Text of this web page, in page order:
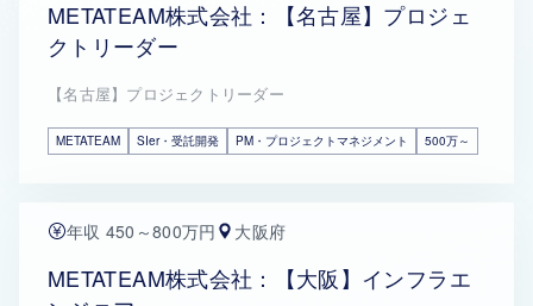
METATEAM株式会社：【名古屋】プロジェ
クトリーダー
【名古屋】プロジェクトリーダー
METATEAM SIer・受託開発 PM・プロジェクトマネジメント 500万～
年収 450～800万円 大阪府
METATEAM株式会社：【大阪】インフラエ